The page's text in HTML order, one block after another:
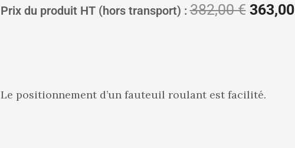
Prix du produit HT (hors transport) :382,00€ Le
363,00
Le positionnement d’un fauteuil roulant est facilité.